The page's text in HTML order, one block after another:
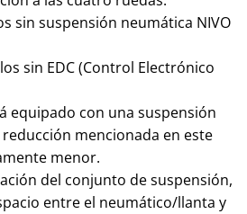
sin suspensión neumática NIVO
sin EDC (Control Electrónico
equipado con una suspensión
mencionada en este
menor.
del conjunto de suspensión,
entre el neumático/llanta y